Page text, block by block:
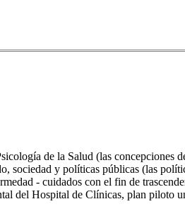
de la Salud (las concepciones
sociedad y políticas públicas (las
- cuidados con el fin de
del Hospital de Clínicas, plan piloto